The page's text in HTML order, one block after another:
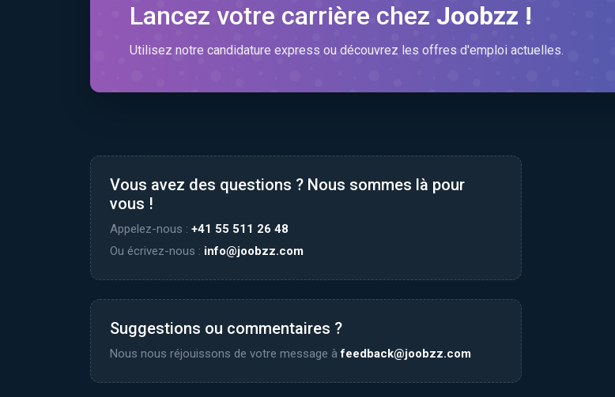
Lancez votre carrière chez Joobzz !
Utilisez notre candidature express ou découvrez les offres d'emploi actuelles.
Vous avez des questions ? Nous sommes là pour
vous !
Appelez-nous : +41 55 511 26 48
Ou écrivez-nous : info@joobzz.com
Suggestions ou commentaires ?
Nous nous réjouissons de votre message àfeedback@joobzz.com